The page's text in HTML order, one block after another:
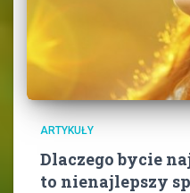
ARTYKUŁY
Dlaczego bycie
to nienajlepszy